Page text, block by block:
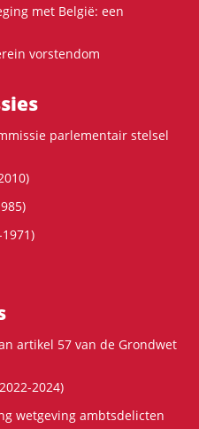
met België: een
vorstendom
parlementair stelsel
artikel 57 van de Grondwet
2024)
wetgeving ambtsdelicten